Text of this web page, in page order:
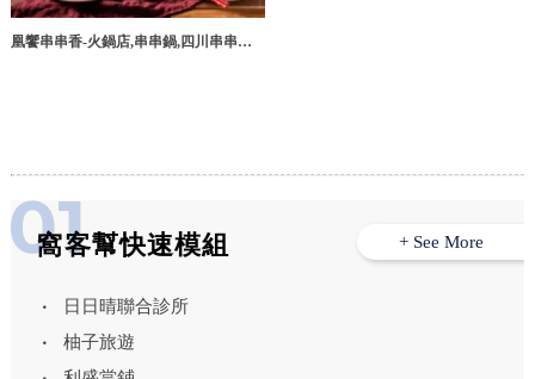
凰饗串串香-火鍋店,串串鍋,四川串串鍋,
窩客幫快速模組
日日晴聯合診所
柚子旅遊
+ See More